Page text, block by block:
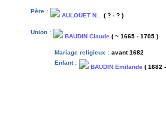
Père :
AULOUET N... ( ? - ? )
Union :
BAUDIN Claude ( ~ 1665 - 1705 )
Mariage religieux : avant 1682
Enfant :
BAUDIN Emilande ( 1682